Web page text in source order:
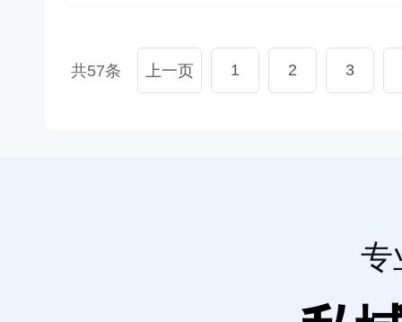
共57条 上一页 1 2 3
专